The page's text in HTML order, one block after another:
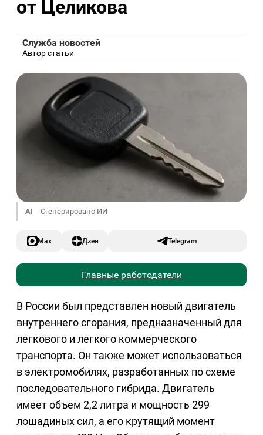
от Целикова
Служба новостей
Автор статьи
AI Сгенерировано ИИ
Max Дзен Telegram
Главные работодатели
В России был представлен новый двигатель
внутреннего сгорания, предназначенный для
легкового и легкого коммерческого
транспорта. Он также может использоваться
в электромобилях, разработанных по схеме
последовательного гибрида. Двигатель
имеет объем 2,2 литра и мощность 299
лошадиных сил, а его крутящий момент